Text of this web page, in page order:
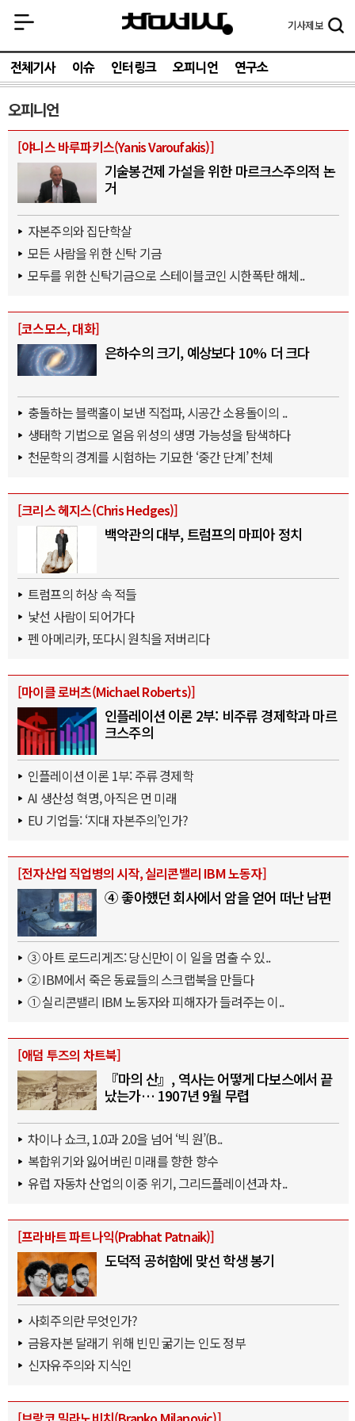
기사제보
전체기사 이슈 인터링크 오피니언 연구소
오피니언
[야니스 바루파키스(Yanis Varoufakis)]
기술봉건제 가설을 위한 마르크스주의적 논
거
자본주의와 집단학살
모든 사람을 위한 신탁 기금
모두를 위한 신탁기금으로 스테이블코인 시한폭탄 해체..
[코스모스, 대화]
은하수의 크기, 예상보다 10% 더 크다
충돌하는 블랙홀이 보낸 직접파, 시공간 소용돌이의 ..
생태학 기법으로 얼음 위성의 생명 가능성을 탐색하다
천문학의 경계를 시험하는 기묘한 ‘중간 단계’ 천체
[크리스 헤지스(Chris Hedges)]
백악관의 대부, 트럼프의 마피아 정치
트럼프의 허상 속 적들
낯선 사람이 되어가다
펜 아메리카, 또다시 원칙을 저버리다
[마이클 로버츠(Michael Roberts)]
인플레이션 이론 2부: 비주류 경제학과 마르
크스주의
인플레이션 이론 1부: 주류 경제학
AI 생산성 혁명, 아직은 먼 미래
EU 기업들: ‘지대 자본주의’인가?
[전자산업 직업병의 시작, 실리콘밸리 IBM 노동자]
④ 좋아했던 회사에서 암을 얻어 떠난 남편
③ 아트 로드리게즈: 당신만이 이 일을 멈출 수 있..
② IBM에서 죽은 동료들의 스크랩북을 만들다
① 실리콘밸리 IBM 노동자와 피해자가 들려주는 이..
[애덤 투즈의 차트북]
『마의 산』, 역사는 어떻게 다보스에서 끝
났는가… 1907년 9월 무렵
차이나 쇼크, 1.0과 2.0을 넘어 ‘빅 원’(B..
복합위기와 잃어버린 미래를 향한 향수
유럽 자동차 산업의 이중 위기, 그리드플레이션과 차..
[프라바트 파트나익(Prabhat Patnaik)]
도덕적 공허함에 맞선 학생 봉기
사회주의란 무엇인가?
금융자본 달래기 위해 빈민 굶기는 인도 정부
신자유주의와 지식인